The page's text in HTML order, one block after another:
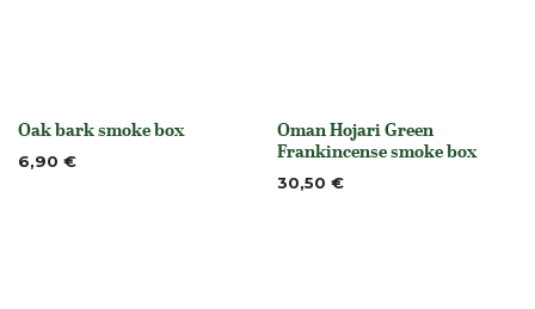
None
Oak bark smoke box
6,90 € None
Oman Hojari Green
Frankincense smoke box
30,50 €